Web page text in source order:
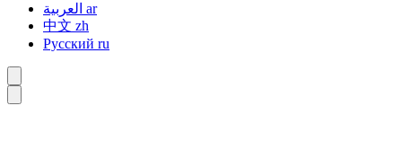
ar
中文 zh
Русский ru